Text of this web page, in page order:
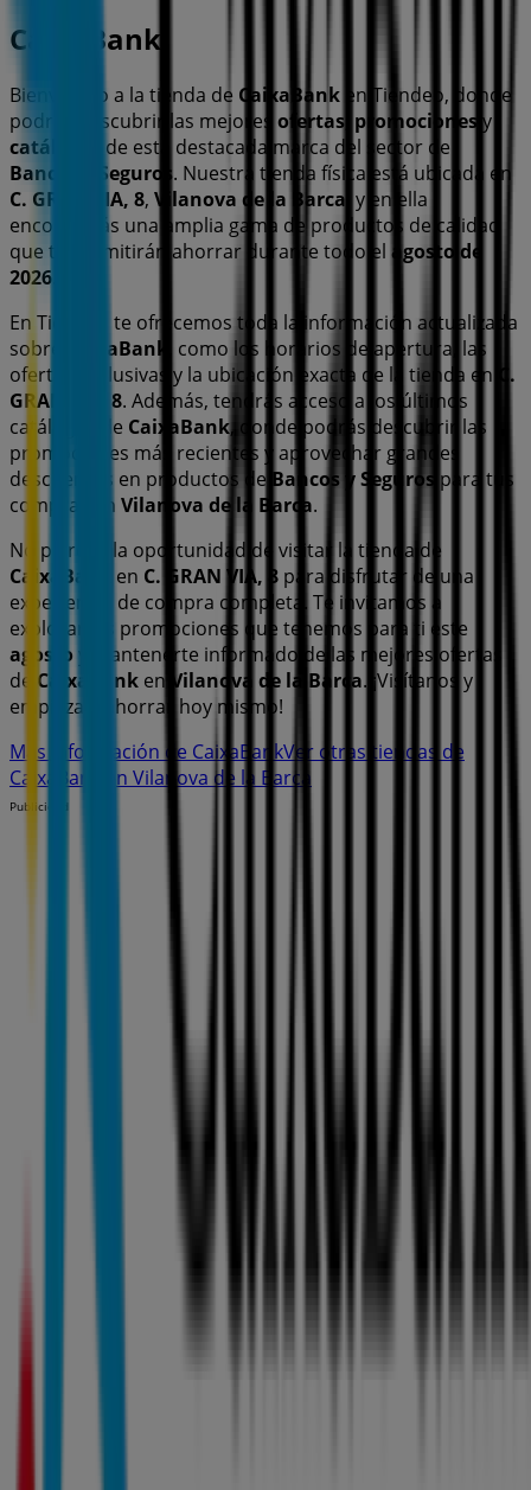
CaixaBank
Bienvenido a la tienda de CaixaBank en Tiendeo, donde
podrás descubrir las mejores ofertas promociones y
catálogos
de esta destacada marca del sector de
Bancos y Seguros. Nuestra tienda física está ubicada en
C. GRAN VIA, 8, Vilanova de la Barca , y en ella
encontrarás una amplia gama de productos de calidad
que te permitirán ahorrar durante todo el agosto de
2026
En Tiendeo te ofrecemos toda la información actualizada
sobre
CaixaBank
, como los horarios de apertura, las
ofertas exclusivas y la ubicación exacta de la tienda en C.
GRAN VIA, 8. Además, tendrás acceso a los últimos
catálogos de CaixaBank, donde podrás descubrir las
promociones más recientes y aprovechar grandes
descuentos en productos de Bancos y Seguros para tus
compras en Vilanova de la Barca.
No pierdas la oportunidad de visitar la tienda de
CaixaBank
en C. GRAN VIA, 8 para disfrutar de una
experiencia de compra completa. Te invitamos a
explorar las promociones que tenemos para ti este
agosto y mantenerte informado de las mejores ofertas
de CaixaBank en Vilanova de la Barca. ¡Visítanos y
empieza a ahorrar hoy mismo!
Más información de CaixaBankVer otras tiendas de
CaixaBank en Vilanova de la Barca
Publicidad